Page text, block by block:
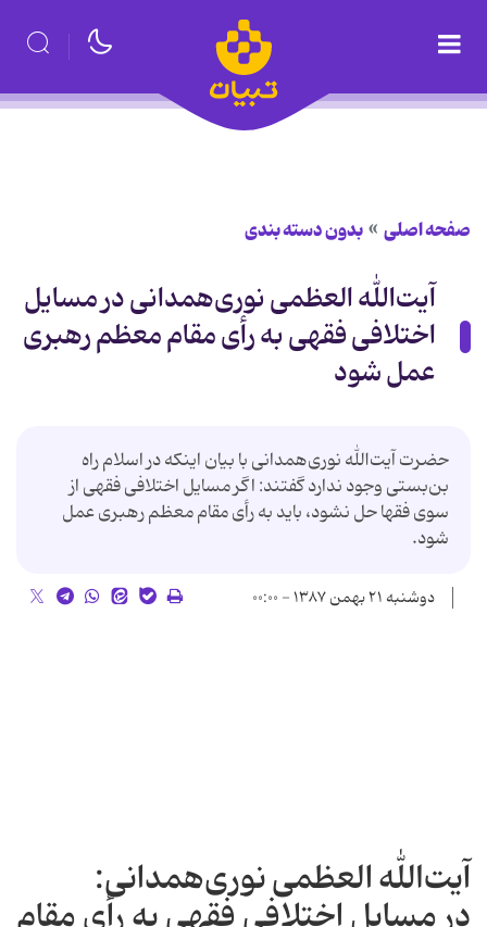
صفحه اصلی بدون دسته بندی
آیت‌الله ‌العظمی نوری‌همدانی در مسایل
اختلافی فقهی به رأی مقام معظم رهبری
عمل شود
حضرت آیت‌الله نوری‌همدانی با بیان اینکه در اسلام راه
بن‌بستی وجود ندارد گفتند: اگر مسایل اختلافی فقهی از
سوی فقها حل نشود، باید به رأی مقام معظم رهبری عمل
شود.
دوشنبه ۲۱ بهمن ۱۳۸۷ - ۰۰:۰۰
آیت‌الله ‌العظمی نوری‌همدانی: